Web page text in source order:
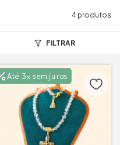
4 produtos
FILTRAR
Até 3x sem juros